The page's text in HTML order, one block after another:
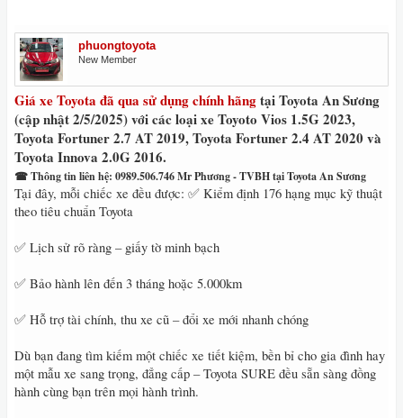
phuongtoyota
New Member
Giá xe Toyota đã qua sử dụng chính hãngtại Toyota An Sương
(cập nhật 2/5/2025) với các loại xe Toyoto Vios 1.5G 2023,
Toyota Fortuner 2.7 AT 2019, Toyota Fortuner 2.4 AT 2020 và
Toyota Innova 2.0G 2016.
☎ Thông tin liên hệ: 0989.506.746 Mr Phương - TVBH tại Toyota An Sương
Tại đây, mỗi chiếc xe đều được: ✅ Kiểm định 176 hạng mục kỹ thuật
theo tiêu chuẩn Toyota
✅ Lịch sử rõ ràng – giấy tờ minh bạch
✅ Bảo hành lên đến 3 tháng hoặc 5.000km
✅ Hỗ trợ tài chính, thu xe cũ – đổi xe mới nhanh chóng
Dù bạn đang tìm kiếm một chiếc xe tiết kiệm, bền bỉ cho gia đình hay
một mẫu xe sang trọng, đẳng cấp – Toyota SURE đều sẵn sàng đồng
hành cùng bạn trên mọi hành trình.